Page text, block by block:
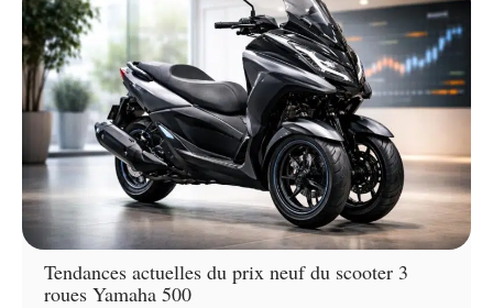
Tendances actuelles du prix neuf du scooter 3
roues Yamaha 500